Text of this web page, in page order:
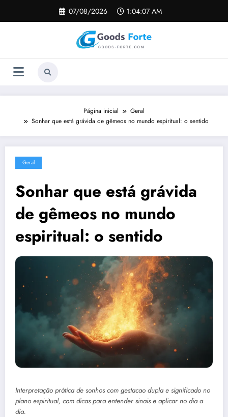
o
07/08/2026 1:04:08 AM
Página inicial
Geral
Sonhar que está grávida de gêmeos no mundo espiritual: o sentido
Geral
Sonhar que está grávida
de gêmeos no mundo
espiritual: o sentido
Interpretação prática de sonhos com gestacao dupla e significado no
plano espiritual, com dicas para entender sinais e aplicar no dia a
dia.